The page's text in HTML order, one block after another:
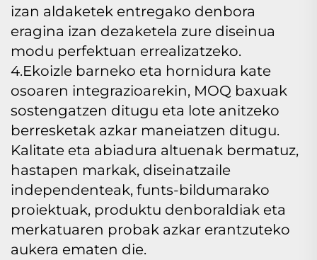
izan aldaketek entregako denbora
eragina izan dezaketela zure diseinua
modu perfektuan errealizatzeko.
4.Ekoizle barneko eta hornidura kate
osoaren integrazioarekin, MOQ baxuak
sostengatzen ditugu eta lote anitzeko
berresketak azkar maneiatzen ditugu.
Kalitate eta abiadura altuenak bermatuz,
hastapen markak, diseinatzaile
independenteak, funts-bildumarako
proiektuak, produktu denboraldiak eta
merkatuaren probak azkar erantzuteko
aukera ematen die.